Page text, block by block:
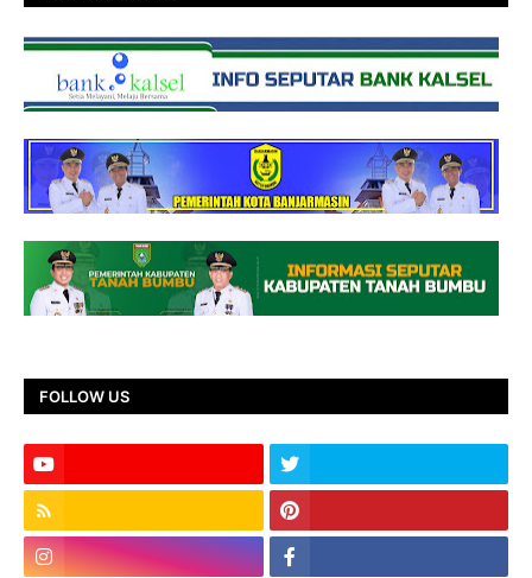
FOLLOW US